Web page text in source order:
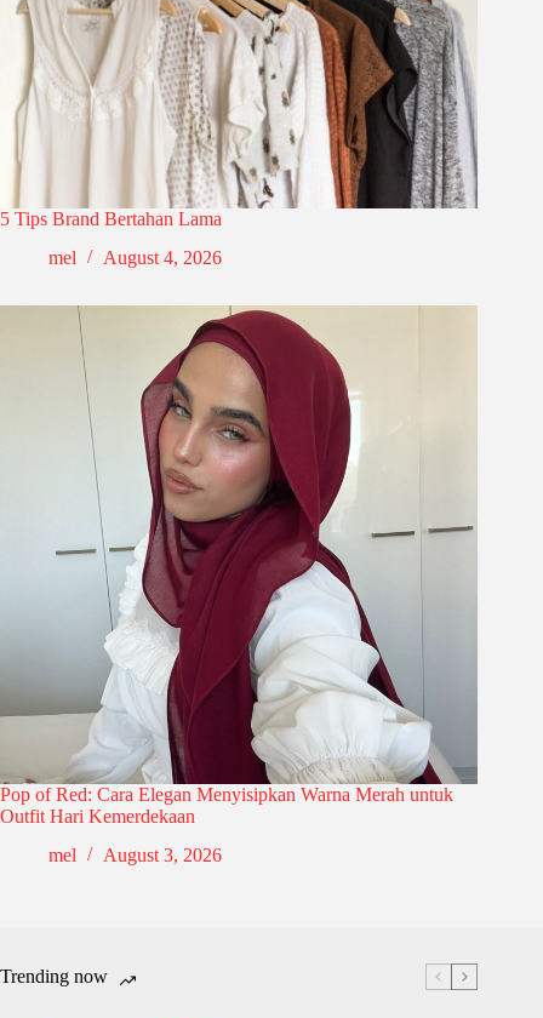
5 Tips Brand Bertahan Lama
mel
August 4, 2026
Pop of Red: Cara Elegan Menyisipkan Warna Merah untuk
Outfit Hari Kemerdekaan
mel
August 3, 2026
Trending now